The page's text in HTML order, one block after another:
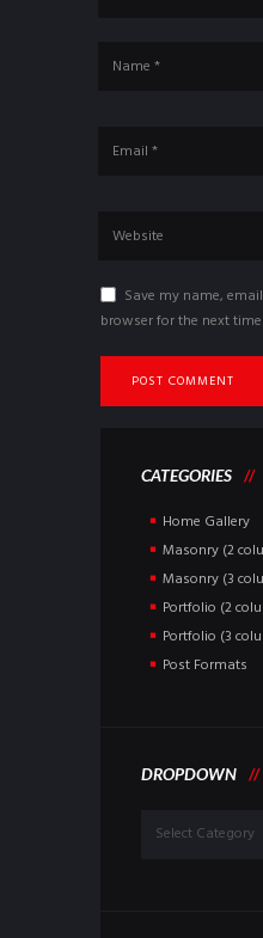
Save my name,
browser for the next
CATEGORIES
Home Gallery
Masonry (2
Masonry (3
Portfolio (2
Portfolio (3
Post Formats
DROPDOWN